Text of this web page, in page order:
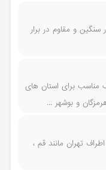
و مقاوم در برار
برای استان های
و بوشهر ...
تهران مانند قم ،